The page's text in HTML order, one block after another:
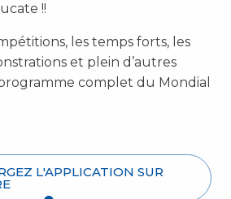
!!
les temps forts, les
et plein d’autres
complet du Mondial
L'APPLICATION SUR